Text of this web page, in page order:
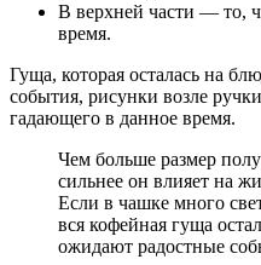
В верхней части — то,
время.
Гуща, которая осталась на
события, рисунки возле
гадающего в данное время.
Чем больше размер
сильнее он влияет на
Если в чашке много
вся кофейная гуща
ожидают радостные